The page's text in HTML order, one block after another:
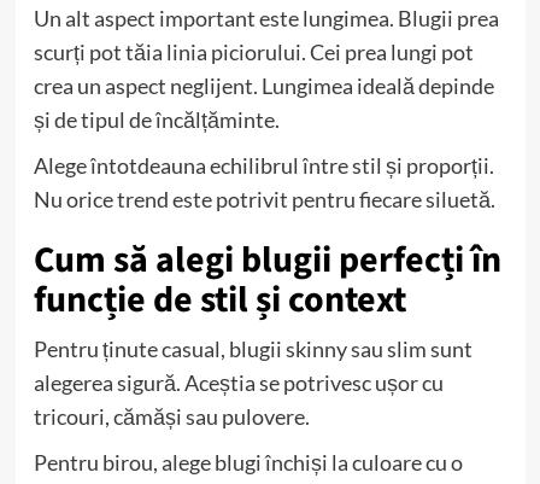
Un alt aspect important este lungimea. Blugii prea
scurți pot tăia linia piciorului. Cei prea lungi pot
crea un aspect neglijent. Lungimea ideală depinde
și de tipul de încălțăminte.
Alege întotdeauna echilibrul între stil și proporții.
Nu orice trend este potrivit pentru fiecare siluetă.
Cum să alegi blugii perfecți în
funcție de stil și context
Pentru ținute casual, blugii skinny sau slim sunt
alegerea sigură. Aceștia se potrivesc ușor cu
tricouri, cămăși sau pulovere.
Pentru birou, alege blugi închiși la culoare cu o